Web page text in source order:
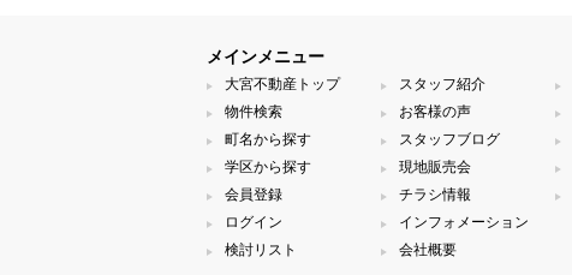
メインメニュー
大宮不動産トップ
物件検索
町名から探す
学区から探す
会員登録
ログイン
検討リスト
スタッフ紹介
お客様の声
スタッフブログ
現地販売会
チラシ情報
インフォメーション
会社概要